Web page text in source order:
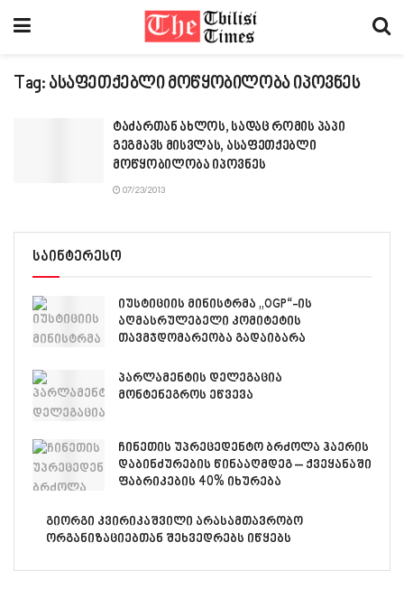
Tag: ასაფეთქებლი მოწყობილობა იპოვნეს
ტაძართან ახლოს, სადაც რომის პაპი
გეგმავს მისვლას, ასაფეთქებლი
მოწყობილობა იპოვნეს
07/23/2013
საინტერესო
იუსტიციის მინისტრმა „OGP“-ის
აღმასრულებელი კომიტეტის
თავმჯდომარეობა გადაიბარა
პარლამენტის დელეგაცია
მონტენეგროს ეწვევა
ჩინეთის უპრეცედენტო ბრძოლა ჰაერის
დაბინძურების წინააღმდეგ – ქვეყანაში
ფაბრიკების 40% იხურება
გიორგი კვირიკაშვილი არასამთავრობო
ორგანიზაციებთან შეხვედრებს იწყებს